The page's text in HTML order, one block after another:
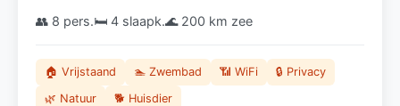
👥 8 pers.🛏️ 4 slaapk.🌊 200 km zee
🏠 Vrijstaand 🏊 Zwembad 📶 WiFi
🔒 Privacy
🌿 Natuur
🐕 Huisdier